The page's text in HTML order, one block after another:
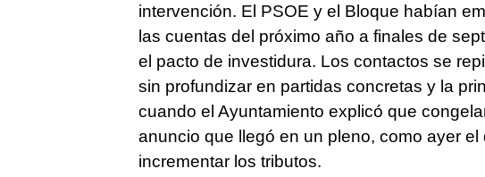
intervención. El PSOE y el Bloque habían
las cuentas del próximo año a finales de
el pacto de investidura. Los contactos se
sin profundizar en partidas concretas y la
cuando el Ayuntamiento explicó que
anuncio que llegó en un pleno, como ayer
incrementar los tributos.